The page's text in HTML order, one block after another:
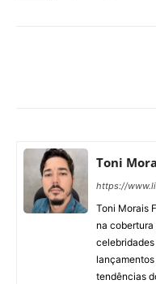
Toni
https://
Toni Morais
na
tendências